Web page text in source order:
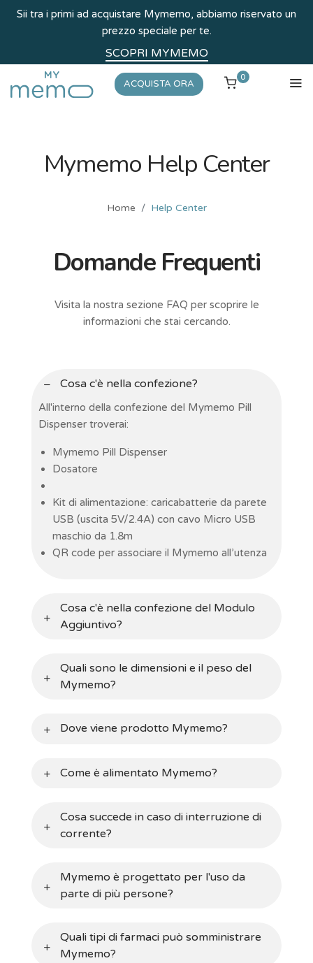
Sii tra i primi ad acquistare Mymemo, abbiamo riservato un
prezzo speciale per te.
SCOPRI MYMEMO
ACQUISTA ORA
0
Mymemo Help Center
Home Help Center
Domande Frequenti
Visita la nostra sezione FAQ per scoprire le
informazioni che stai cercando.
Cosa c'è nella confezione?
All'interno della confezione del Mymemo Pill
Dispenser troverai:
Mymemo Pill Dispenser
Dosatore
Kit di alimentazione: caricabatterie da parete
USB (uscita 5V/2.4A) con cavo Micro USB
maschio da 1.8m
QR code per associare il Mymemo all’utenza
Cosa c'è nella confezione del Modulo
Aggiuntivo?
Quali sono le dimensioni e il peso del
Mymemo?
Dove viene prodotto Mymemo?
Come è alimentato Mymemo?
Cosa succede in caso di interruzione di
corrente?
Mymemo è progettato per l'uso da
parte di più persone?
Quali tipi di farmaci può somministrare
Mymemo?